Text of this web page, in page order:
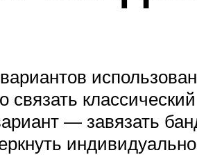
связать
— завязать